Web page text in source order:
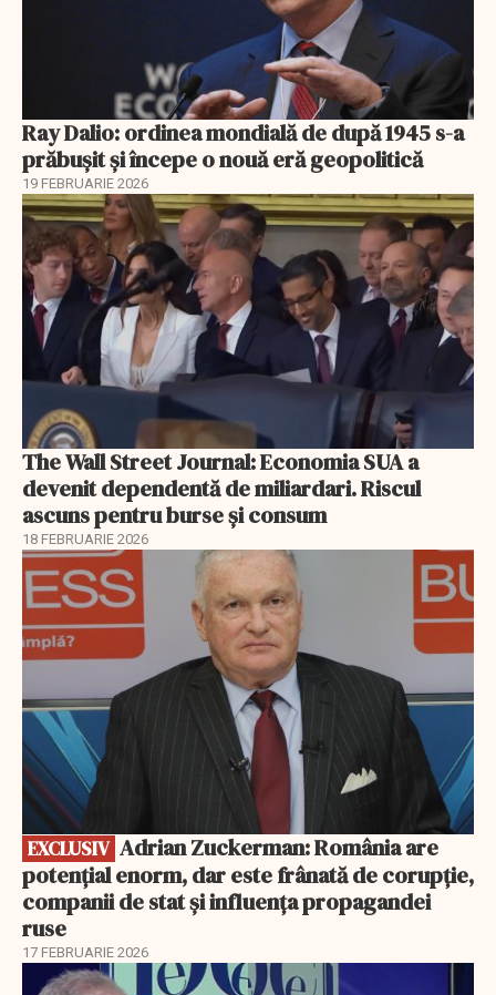
Ray Dalio: ordinea mondială de după 1945 s-a
prăbușit și începe o nouă eră geopolitică
19 FEBRUARIE 2026
The Wall Street Journal: Economia SUA a
devenit dependentă de miliardari. Riscul
ascuns pentru burse și consum
18 FEBRUARIE 2026
EXCLUSIV
EXCLUSIV
potențial enorm, dar este frânată de corupție,
companii de stat și influența propagandei
ruse
17 FEBRUARIE 2026
EXCLUSIV